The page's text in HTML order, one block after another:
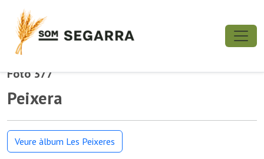
Foto 377
Peixera
Veure àlbum Les Peixeres